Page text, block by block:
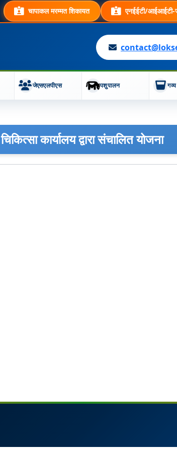
चापाकल मरम्मत शिकायत एनईईटी/
जेएसएलपीएस पशुपालन
चिकित्सा कार्यालय द्वारा संचालित योजना